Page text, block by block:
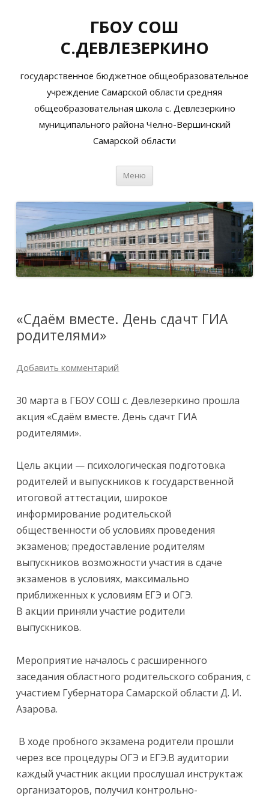
ГБОУ СОШ
С.ДЕВЛЕЗЕРКИНО
государственное бюджетное общеобразовательное
учреждение Самарской области средняя
общеобразовательная школа с. Девлезеркино
муниципального района Челно-Вершинский
Самарской области
Меню
«Сдаём вместе. День сдачт ГИА
родителями»
Добавить комментарий
30 марта в ГБОУ СОШ с. Девлезеркино прошла
акция «Сдаём вместе. День сдачт ГИА
родителями».
Цель акции — психологическая подготовка
родителей и выпускников к государственной
итоговой аттестации, широкое
информирование родительской
общественности об условиях проведения
экзаменов; предоставление родителям
выпускников возможности участия в сдаче
экзаменов в условиях, максимально
приближенных к условиям ЕГЭ и ОГЭ. ⠀
В акции приняли участие родители
выпускников.⠀
Мероприятие началось с расширенного
заседания областного родительского собрания, с
участием Губернатора Самарской области Д. И.
Азарова.
В ходе пробного экзамена родители прошли
через все процедуры ОГЭ и ЕГЭ.В аудитории
каждый участник акции прослушал инструктаж
организаторов, получил контрольно-